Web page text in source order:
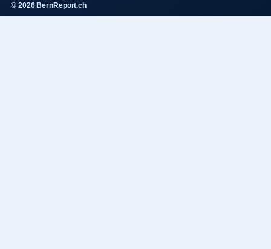
© 2026 BernReport.ch